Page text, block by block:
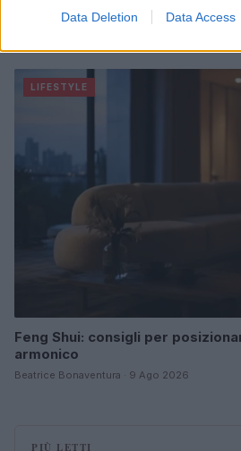
Data Deletion Data Access
Scopri Noto: guida alla città
Matteo Pellegrino · 9 Ago 2026
LIFESTYLE
Feng Shui: consigli per
armonico
Beatrice Bonaventura · 9 Ago 2026
PIÙ LETTI